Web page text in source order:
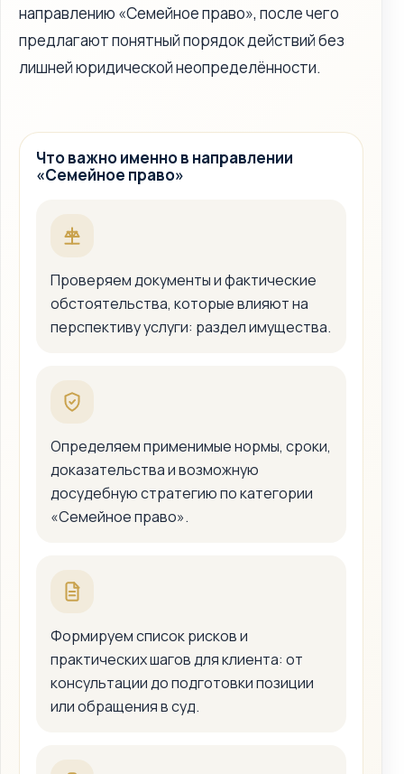
направлению «Семейное право», после чего
предлагают понятный порядок действий без
лишней юридической неопределённости.
Что важно именно в направлении
«Семейное право»
Проверяем документы и фактические
обстоятельства, которые влияют на
перспективу услуги: раздел имущества.
Определяем применимые нормы, сроки,
доказательства и возможную
досудебную стратегию по категории
«Семейное право».
Формируем список рисков и
практических шагов для клиента: от
консультации до подготовки позиции
или обращения в суд.